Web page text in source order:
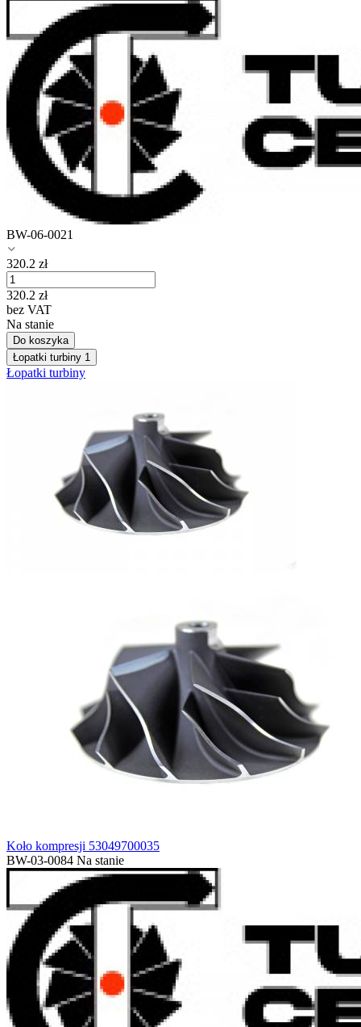
BW-06-0021
320.2 zł
320.2 zł
bez VAT
Na stanie
Do koszyka
Łopatki turbiny 1
Łopatki turbiny
Koło kompresji 53049700035
BW-03-0084 Na stanie